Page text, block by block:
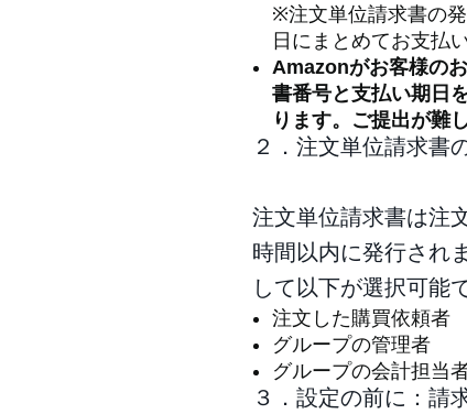
※注文単位請求書の
日にまとめてお支払
Amazonがお客様の
書番号と支払い期日
ります。ご提出が難
２．注文単位請求書
注文単位請求書は注
時間以内に発行され
して以下が選択可能
注文した購買依頼者
グループの管理者
グループの会計担当
３．設定の前に：請